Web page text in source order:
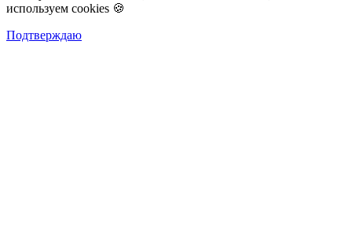
используем cookies 🍪
Подтверждаю